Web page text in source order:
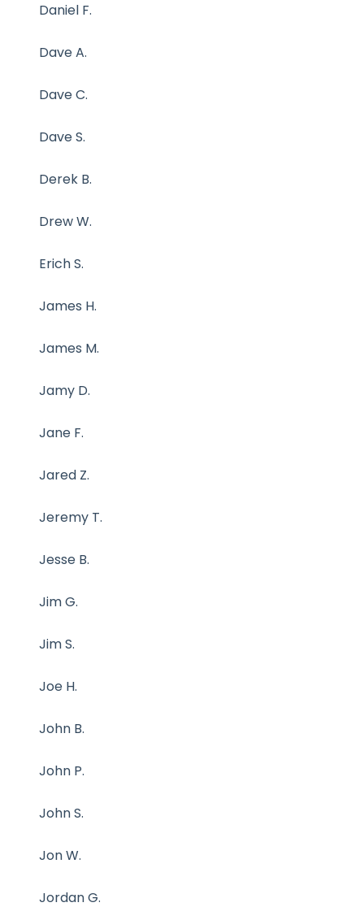
Daniel F.
Dave A.
Dave C.
Dave S.
Derek B.
Drew W.
Erich S.
James H.
James M.
Jamy D.
Jane F.
Jared Z.
Jeremy T.
Jesse B.
Jim G.
Jim S.
Joe H.
John B.
John P.
John S.
Jon W.
Jordan G.